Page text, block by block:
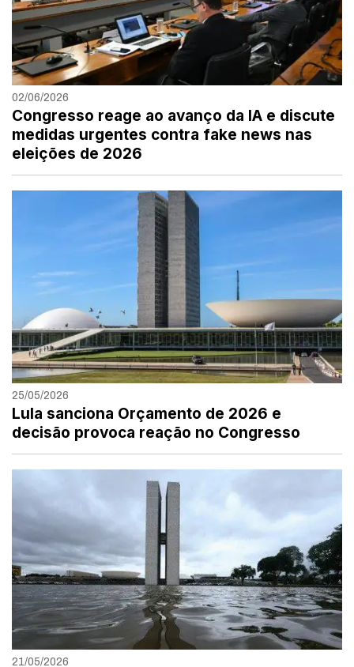
02/06/2026
Congresso reage ao avanço da IA e discute
medidas urgentes contra fake news nas
eleições de 2026
25/05/2026
Lula sanciona Orçamento de 2026 e
decisão provoca reação no Congresso
21/05/2026